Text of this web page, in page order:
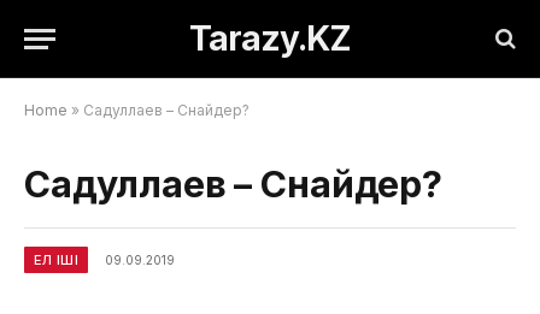
Tarazy.KZ
Home » Садуллаев – Снайдер?
Садуллаев – Снайдер?
ЕЛ ІШІ 09.09.2019